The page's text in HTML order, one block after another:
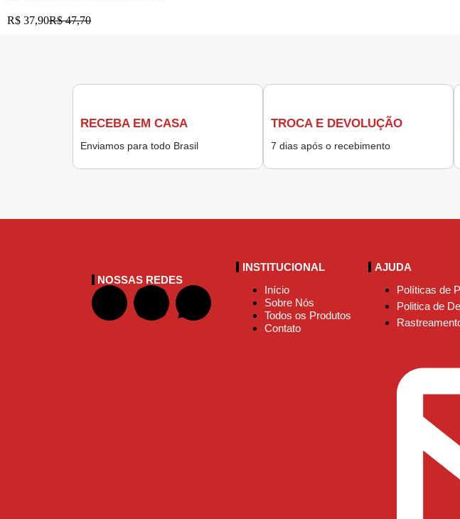
R$47,70
R$ 37,90
RECEBA EM CASA
Enviamos para todo Brasil
TROCA E DEVOLUÇÃO
7 dias após o recebimento
NOSSAS REDES
INSTITUCIONAL
Início
Sobre Nós
Todos os Produtos
Contato
AJUDA
Políticas de
Politica de